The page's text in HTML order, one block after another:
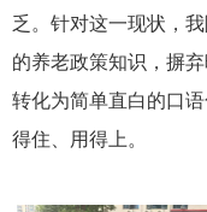
乏。针对这一现状，
的养老政策知识，摒
转化为简单直白的口
得住、用得上。